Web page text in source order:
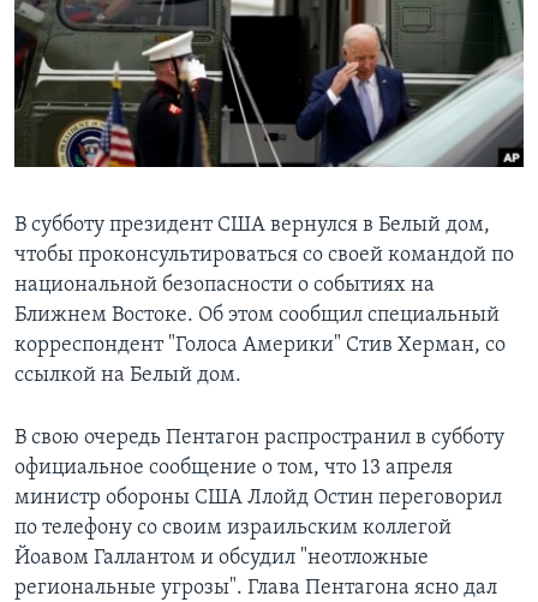
Learning English
СОЦИАЛЬНЫЕ СЕТИ
Языки
В субботу президент США вернулся в Белый дом,
чтобы проконсультироваться со своей командой по
национальной безопасности о событиях на
Ближнем Востоке. Об этом сообщил специальный
корреспондент "Голоса Америки" Стив Херман, со
ссылкой на Белый дом.
В свою очередь Пентагон распространил в субботу
официальное сообщение о том, что 13 апреля
министр обороны США Ллойд Остин переговорил
по телефону со своим израильским коллегой
Йоавом Галлантом и обсудил "неотложные
региональные угрозы". Глава Пентагона ясно дал